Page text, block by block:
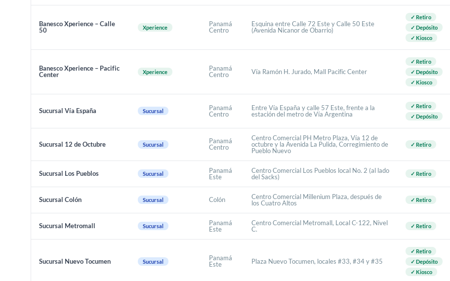
Banesco Xperience – Calle
50
Xperience
Panamá
Centro
Esquina entre Calle 72 Este y Calle 50 Este
(Avenida Nicanor de Obarrio)
✓ Retiro
✓ Depósito
✓ Kiosco
Banesco Xperience – Pacific
Center
Xperience
Panamá
Centro
Vía Ramón H. Jurado, Mall Pacific Center
✓ Retiro
✓ Depósito
✓ Kiosco
Sucursal Vía España Sucursal
Panamá
Centro
Entre Vía España y calle 57 Este, frente a la
estación del metro de Vía Argentina
✓ Retiro
✓ Depósito
Sucursal 12 de Octubre Sucursal
Panamá
Centro
Centro Comercial PH Metro Plaza, Vía 12 de
octubre y la Avenida La Pulida, Corregimiento de
Pueblo Nuevo
✓ Retiro
Sucursal Los Pueblos Sucursal
Panamá
Este
Centro Comercial Los Pueblos local No. 2 (al lado
del Sacks)
✓ Retiro
Sucursal Colón Sucursal Colón
Centro Comercial Millenium Plaza, después de
los Cuatro Altos
✓ Retiro
Sucursal Metromall Sucursal
Panamá
Este
Centro Comercial Metromall, Local C-122, Nivel
C.
✓ Retiro
Sucursal Nuevo Tocumen Sucursal
Panamá
Este
Plaza Nuevo Tocumen, locales #33, #34 y #35
✓ Retiro
✓ Depósito
✓ Kiosco